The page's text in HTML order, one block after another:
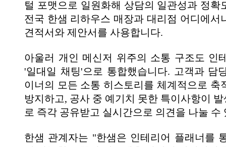
털 포맷으로 일원화해 상담의 일관성과 정확
전국 한샘 리하우스 매장과 대리점 어디에서
견적서와 제안서를 사용합니다.
아울러 개인 메신저 위주의 소통 구조도 인
'일대일 채팅'으로 통합했습니다. 고객과 담
이너의 모든 소통 히스토리를 체계적으로 축
방지하고, 공사 중 예기치 못한 특이사항이
로 즉각 공유받고 실시간으로 의견을 나눌 수
한샘 관계자는 "한샘은 인테리어 플래너를